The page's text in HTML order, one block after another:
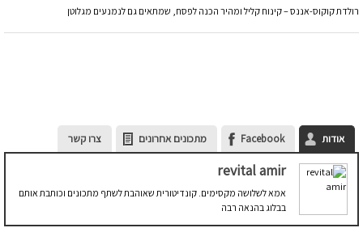
רולדת קוקוס-אננס – קינוח קליל ומהיר הכנה לפסח, שמתאים גם לנמנעים מגלוטן
אודות Facebook מתכונים אחרונים צרו קשר
revital amir
אמא לשלושה מקסימים. קונדיטורית שאוהבת לשתף מתכונים וכותבת אותם
בבלוג בהנאה רבה